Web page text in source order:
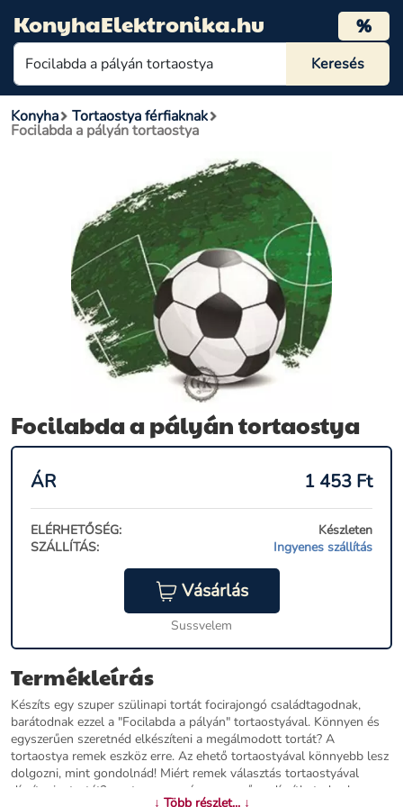
KonyhaElektronika.hu %
Konyha Tortaostya férfiaknak
Focilabda a pályán tortaostya
Focilabda a pályán tortaostya
ÁR 1 453 Ft
ELÉRHETŐSÉG:
Készleten
SZÁLLÍTÁS:
Ingyenes szállítás
Vásárlás
Sussvelem
Termékleírás
Készíts egy szuper szülinapi tortát focirajongó családtagodnak,
barátodnak ezzel a "Focilabda a pályán" tortaostyával. Könnyen és
egyszerűen szeretnéd elkészíteni a megálmodott tortát? A
tortaostya remek eszköz erre. Az ehető tortaostyával könnyebb lesz
dolgozni, mint gondolnád! Miért remek választás tortaostyával
díszíteni a tortát? mert gyorsan és egyszerűen díszítheted vele a
↓ Több részlet... ↓